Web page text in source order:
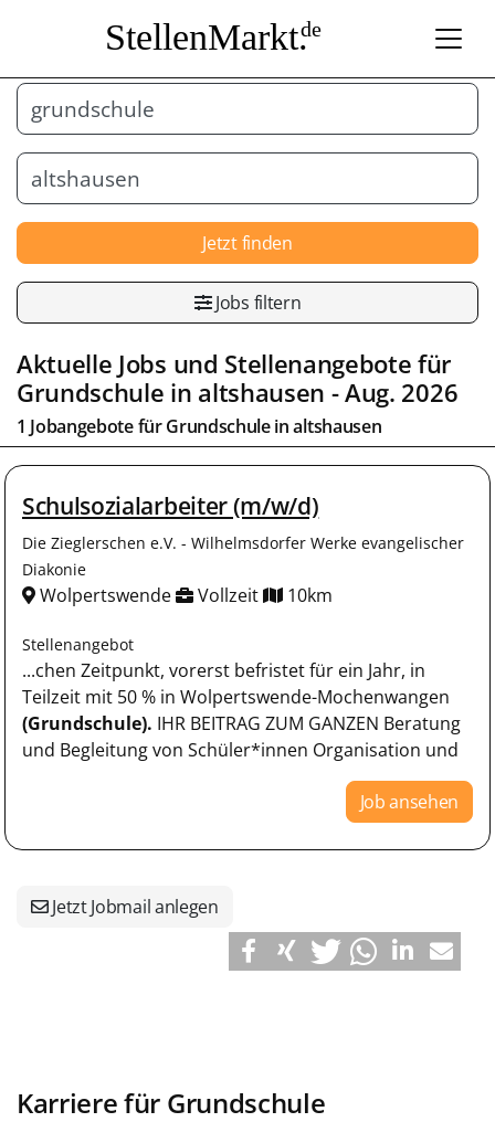
StellenMarkt.de
Jetzt finden
Jobs filtern
Aktuelle Jobs und Stellenangebote für
Grundschule in altshausen - Aug. 2026
1 Jobangebote fürGrundschuleinaltshausen
Schulsozialarbeiter (m/w/d)
Die Zieglerschen e.V. - Wilhelmsdorfer Werke evangelischer
Diakonie
Wolpertswende Vollzeit 10km
Stellenangebot
...chen Zeitpunkt, vorerst befristet für ein Jahr, in
Teilzeit mit 50 % in Wolpertswende-Mochenwangen
(Grundschule). IHR BEITRAG ZUM GANZEN Beratung
und Begleitung von Schüler*innen Organisation und
Job ansehen
Jetzt Jobmail anlegen
Karriere für Grundschule